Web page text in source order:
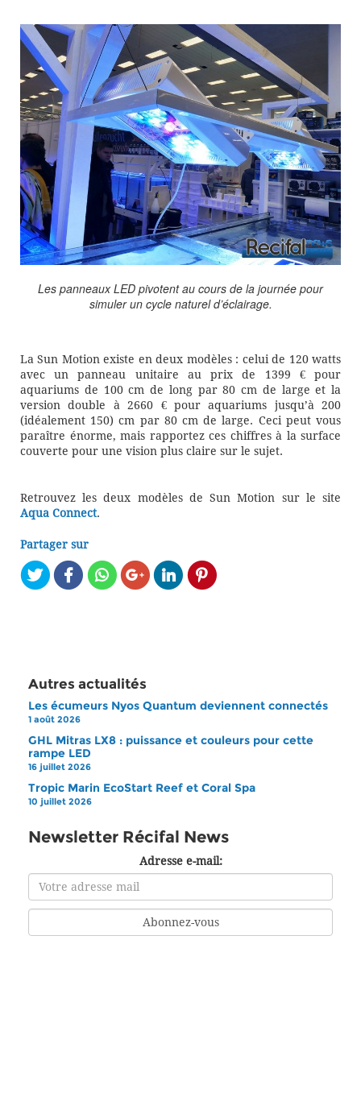
Les panneaux LED pivotent au cours de la journée pour
simuler un cycle naturel d’éclairage.
La Sun Motion existe en deux modèles : celui de 120 watts
avec un panneau unitaire au prix de 1399 € pour
aquariums de 100 cm de long par 80 cm de large et la
version double à 2660 € pour aquariums jusqu’à 200
(idéalement 150) cm par 80 cm de large. Ceci peut vous
paraître énorme, mais rapportez ces chiffres à la surface
couverte pour une vision plus claire sur le sujet.
Retrouvez les deux modèles de Sun Motion sur le site
Aqua Connect.
Partager sur
Autres actualités
Les écumeurs Nyos Quantum deviennent connectés
1 août 2026
GHL Mitras LX8 : puissance et couleurs pour cette
rampe LED
16 juillet 2026
Tropic Marin EcoStart Reef et Coral Spa
10 juillet 2026
Newsletter Récifal News
Adresse e-mail: